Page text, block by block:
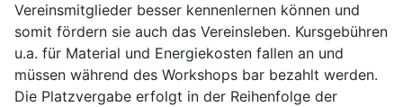
Vereinsmitglieder besser kennenlernen können und
somit fördern sie auch das Vereinsleben. Kursgebühren
u.a. für Material und Energiekosten fallen an und
müssen während des Workshops bar bezahlt werden.
Die Platzvergabe erfolgt in der Reihenfolge der